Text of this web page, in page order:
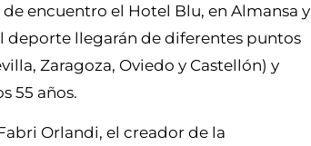
encuentro el Hotel Blu, en Almansa y
deporte llegarán de diferentes puntos
Zaragoza, Oviedo y Castellón) y
55 años.
Orlandi, el creador de la